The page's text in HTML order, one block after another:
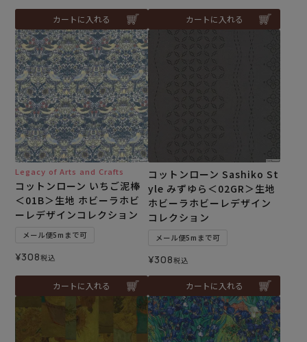
カートに入れる カートに入れる
Legacy of Arts and Crafts
コットンローン いちご泥棒
＜01B＞生地 ホビーラホビ
ーレデザインコレクション
メール便5mまで可
¥308税込
カートに入れる
コットンローン Sashiko St
yle みずゆら＜02GR＞生地
ホビーラホビーレデザイン
コレクション
メール便5mまで可
¥308税込
カートに入れる